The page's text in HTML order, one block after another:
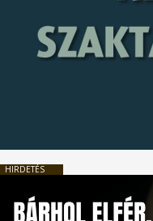
HIRDETÉS